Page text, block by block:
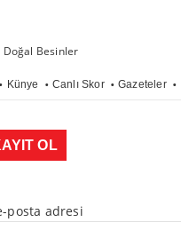
Doğal Besinler
Künye Canlı Skor Gazeteler
OL
posta adresi